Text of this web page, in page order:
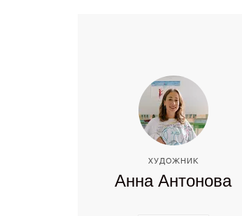
ХУДОЖНИК
Анна Антонова